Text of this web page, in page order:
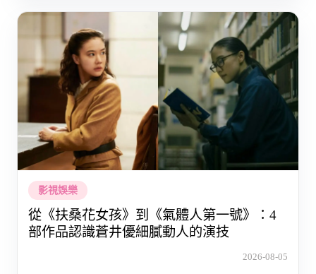
影視娛樂
從《扶桑花女孩》到《氣體人第一號》：4
部作品認識蒼井優細膩動人的演技
2026-08-05